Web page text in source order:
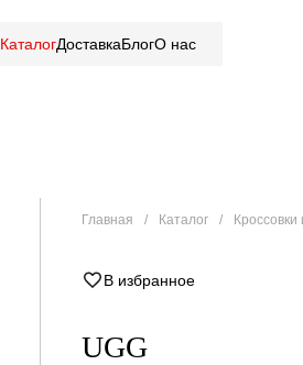
КаталогДоставкаБлогО нас
Главная Каталог Кроссовки
UGG
В избранное